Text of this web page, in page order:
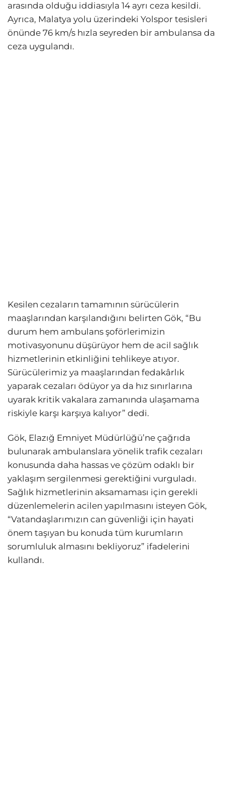
arasında olduğu iddiasıyla 14 ayrı ceza kesildi.
Ayrıca, Malatya yolu üzerindeki Yolspor tesisleri
önünde 76 km/s hızla seyreden bir ambulansa da
ceza uygulandı.
Kesilen cezaların tamamının sürücülerin
maaşlarından karşılandığını belirten Gök, “Bu
durum hem ambulans şoförlerimizin
motivasyonunu düşürüyor hem de acil sağlık
hizmetlerinin etkinliğini tehlikeye atıyor.
Sürücülerimiz ya maaşlarından fedakârlık
yaparak cezaları ödüyor ya da hız sınırlarına
uyarak kritik vakalara zamanında ulaşamama
riskiyle karşı karşıya kalıyor” dedi.
Gök, Elazığ Emniyet Müdürlüğü’ne çağrıda
bulunarak ambulanslara yönelik trafik cezaları
konusunda daha hassas ve çözüm odaklı bir
yaklaşım sergilenmesi gerektiğini vurguladı.
Sağlık hizmetlerinin aksamaması için gerekli
düzenlemelerin acilen yapılmasını isteyen Gök,
“Vatandaşlarımızın can güvenliği için hayati
önem taşıyan bu konuda tüm kurumların
sorumluluk almasını bekliyoruz” ifadelerini
kullandı.